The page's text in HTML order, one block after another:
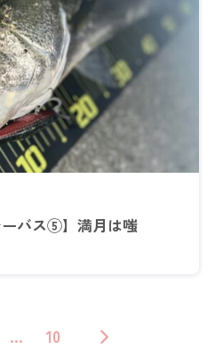
ーバス⑤】満月は嗤
… 10